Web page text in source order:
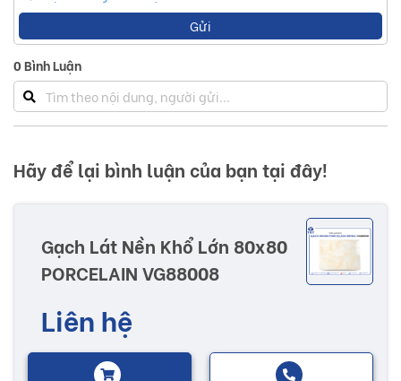
Gửi
0Bình Luận
Hãy để lại bình luận của bạn tại đây!
Gạch Lát Nền Khổ Lớn 80x80
PORCELAIN VG88008
Liên hệ